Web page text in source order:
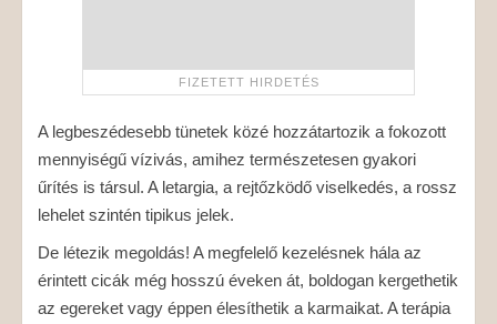
A legbeszédesebb tünetek közé hozzátartozik a fokozott
mennyiségű vízivás, amihez természetesen gyakori
űrítés is társul. A letargia, a rejtőzködő viselkedés, a rossz
lehelet szintén tipikus jelek.
De létezik megoldás! A megfelelő kezelésnek hála az
érintett cicák még hosszú éveken át, boldogan kergethetik
az egereket vagy éppen élesíthetik a karmaikat. A terápia